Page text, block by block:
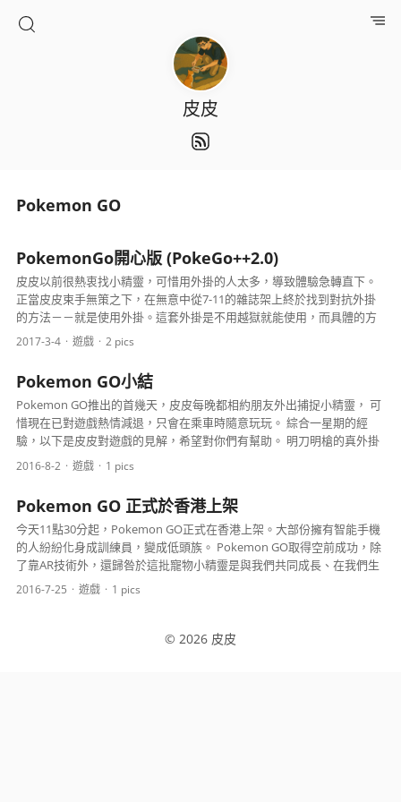
皮皮
Pokemon GO
PokemonGo開心版 (PokeGo++2.0)
皮皮以前很熱衷找小精靈，可惜用外掛的人太多，導致體驗急轉直下。
正當皮皮束手無策之下，在無意中從7-11的雜誌架上終於找到對抗外掛
的方法－－就是使用外掛。這套外掛是不用越獄就能使用，而具體的方
2017-3-4 遊戲 2 pics
Pokemon GO小結
Pokemon GO推出的首幾天，皮皮每晚都相約朋友外出捕捉小精靈， 可
惜現在已對遊戲熱情減退，只會在乘車時隨意玩玩。 綜合一星期的經
驗，以下是皮皮對遊戲的見解，希望對你們有幫助。 明刀明槍的真外掛
任何遊戲總會有人使用外掛，Pokemon Go也不例外。 此外...
2016-8-2 遊戲 1 pics
Pokemon GO 正式於香港上架
今天11點30分起，Pokemon GO正式在香港上架。大部份擁有智能手機
的人紛紛化身成訓練員，變成低頭族。 Pokemon GO取得空前成功，除
了靠AR技術外，還歸咎於這批寵物小精靈是與我們共同成長、在我們生
命中刻下烙印的小精靈。 如果將主角換成喜羊羊或灰太郎，...
2016-7-25 遊戲 1 pics
© 2026 皮皮